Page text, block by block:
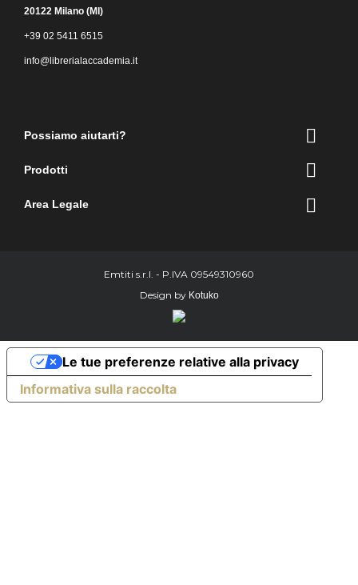
20122 Milano (MI)
+39 02 5411 6515
info@librerialaccademia.it
Possiamo aiutarti? 
Prodotti 
Area Legale 
Emtiti s.r.l. - P.IVA 09549310960
Design by Kotuko
Informativa sulla raccolta
Le tue preferenze relative alla privacy